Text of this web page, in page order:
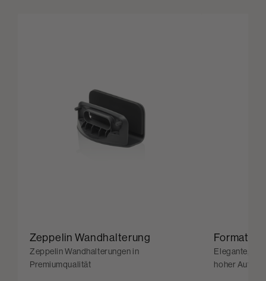
Zeppelin Wandhalterung
Zeppelin Wandhalterungen in
Premiumqualität
Formation
Elegante,
hoher